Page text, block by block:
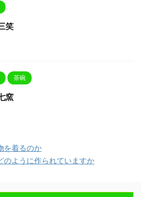
笑
茶碗
窯
を着るのか
のように作られていますか